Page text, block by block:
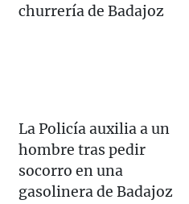
churrería de Badajoz
La Policía auxilia a un
hombre tras pedir
socorro en una
gasolinera de Badajoz